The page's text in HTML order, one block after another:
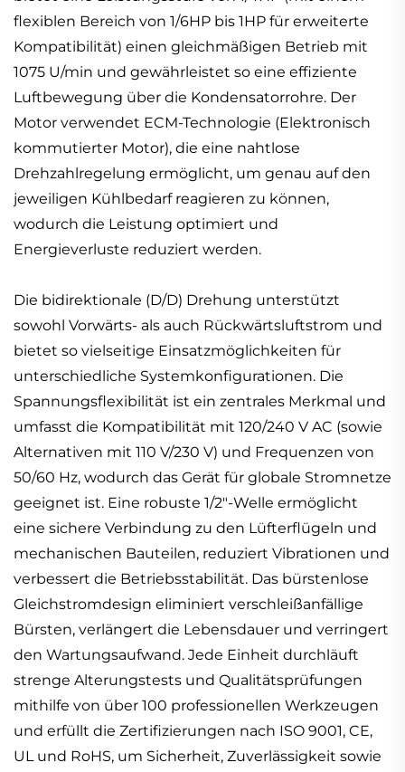
flexiblen Bereich von 1/6HP bis 1HP für erweiterte
Kompatibilität) einen gleichmäßigen Betrieb mit
1075 U/min und gewährleistet so eine effiziente
Luftbewegung über die Kondensatorrohre. Der
Motor verwendet ECM-Technologie (Elektronisch
kommutierter Motor), die eine nahtlose
Drehzahlregelung ermöglicht, um genau auf den
jeweiligen Kühlbedarf reagieren zu können,
wodurch die Leistung optimiert und
Energieverluste reduziert werden.
Die bidirektionale (D/D) Drehung unterstützt
sowohl Vorwärts- als auch Rückwärtsluftstrom und
bietet so vielseitige Einsatzmöglichkeiten für
unterschiedliche Systemkonfigurationen. Die
Spannungsflexibilität ist ein zentrales Merkmal und
umfasst die Kompatibilität mit 120/240 V AC (sowie
Alternativen mit 110 V/230 V) und Frequenzen von
50/60 Hz, wodurch das Gerät für globale Stromnetze
geeignet ist. Eine robuste 1/2"-Welle ermöglicht
eine sichere Verbindung zu den Lüfterflügeln und
mechanischen Bauteilen, reduziert Vibrationen und
verbessert die Betriebsstabilität. Das bürstenlose
Gleichstromdesign eliminiert verschleißanfällige
Bürsten, verlängert die Lebensdauer und verringert
den Wartungsaufwand. Jede Einheit durchläuft
strenge Alterungstests und Qualitätsprüfungen
mithilfe von über 100 professionellen Werkzeugen
und erfüllt die Zertifizierungen nach ISO 9001, CE,
UL und RoHS, um Sicherheit, Zuverlässigkeit sowie